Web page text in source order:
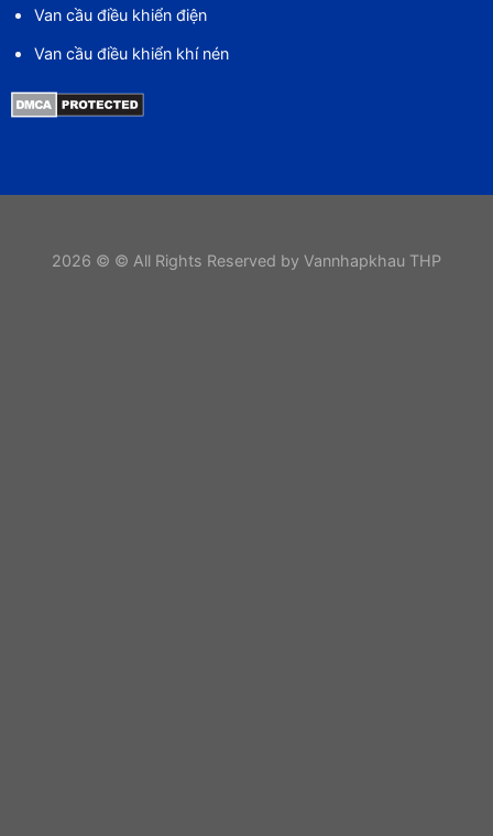
Van cầu điều khiển điện
Van cầu điều khiển khí nén
2026 © © All Rights Reserved by Vannhapkhau THP